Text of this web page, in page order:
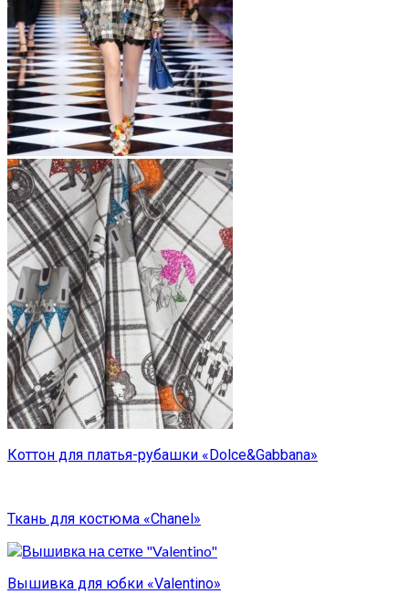
Коттон для платья-рубашки «Dolce&Gabbana»
Ткань для костюма «Chanel»
Вышивка для юбки «Valentino»